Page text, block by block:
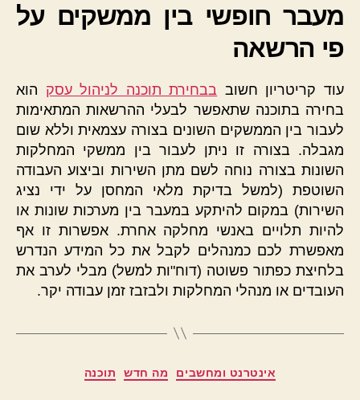
מעבר חופשי בין ממשקים על
פי הרשאה
עוד קריטריון חשוב בבחירת תוכנה לניהול עסק הוא
בחירה בתוכנה שתאפשר לבעלי ההרשאות המתאימות
לעבור בין הממשקים השונים בצורה עצמאית וללא שום
מגבלה. בצורה זו ניתן לעבור בין ממשקי המחלקות
השונות בצורה נוחה לשם מתן השירות וביצוע העבודה
השוטפת (למשל בדיקת מלאי המחסן על ידי נציג
השירות) במקום להיתקע במעבר בין מערכות שונות או
להיות תלויים באנשי מחלקה אחרת. אפשרות זו אף
מאפשרת לכם כמנהלים לקבל את כל המידע הנדרש
בלחיצת כפתור פשוטה (דוח"ות למשל) מבלי לערב את
העובדים או מנהלי המחלקות ולבזבז זמן עבודה יקר.
קטגוריותאינטרנט ומחשבים מה חדש תוכנה